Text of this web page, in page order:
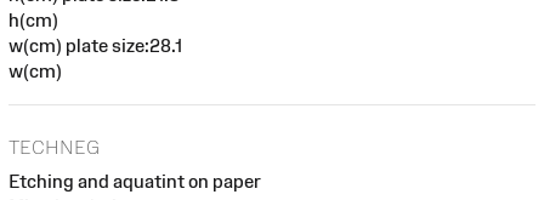
h(cm)
w(cm) plate size:28.1
w(cm)
TECHNEG
Etching and aquatint on paper